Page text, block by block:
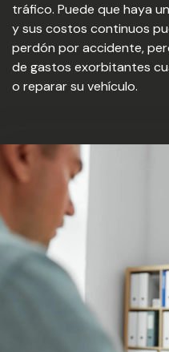
tráfico. Puede que haya
y sus costos continuos
perdón por accidente,
de gastos exorbitantes
o reparar su vehículo.